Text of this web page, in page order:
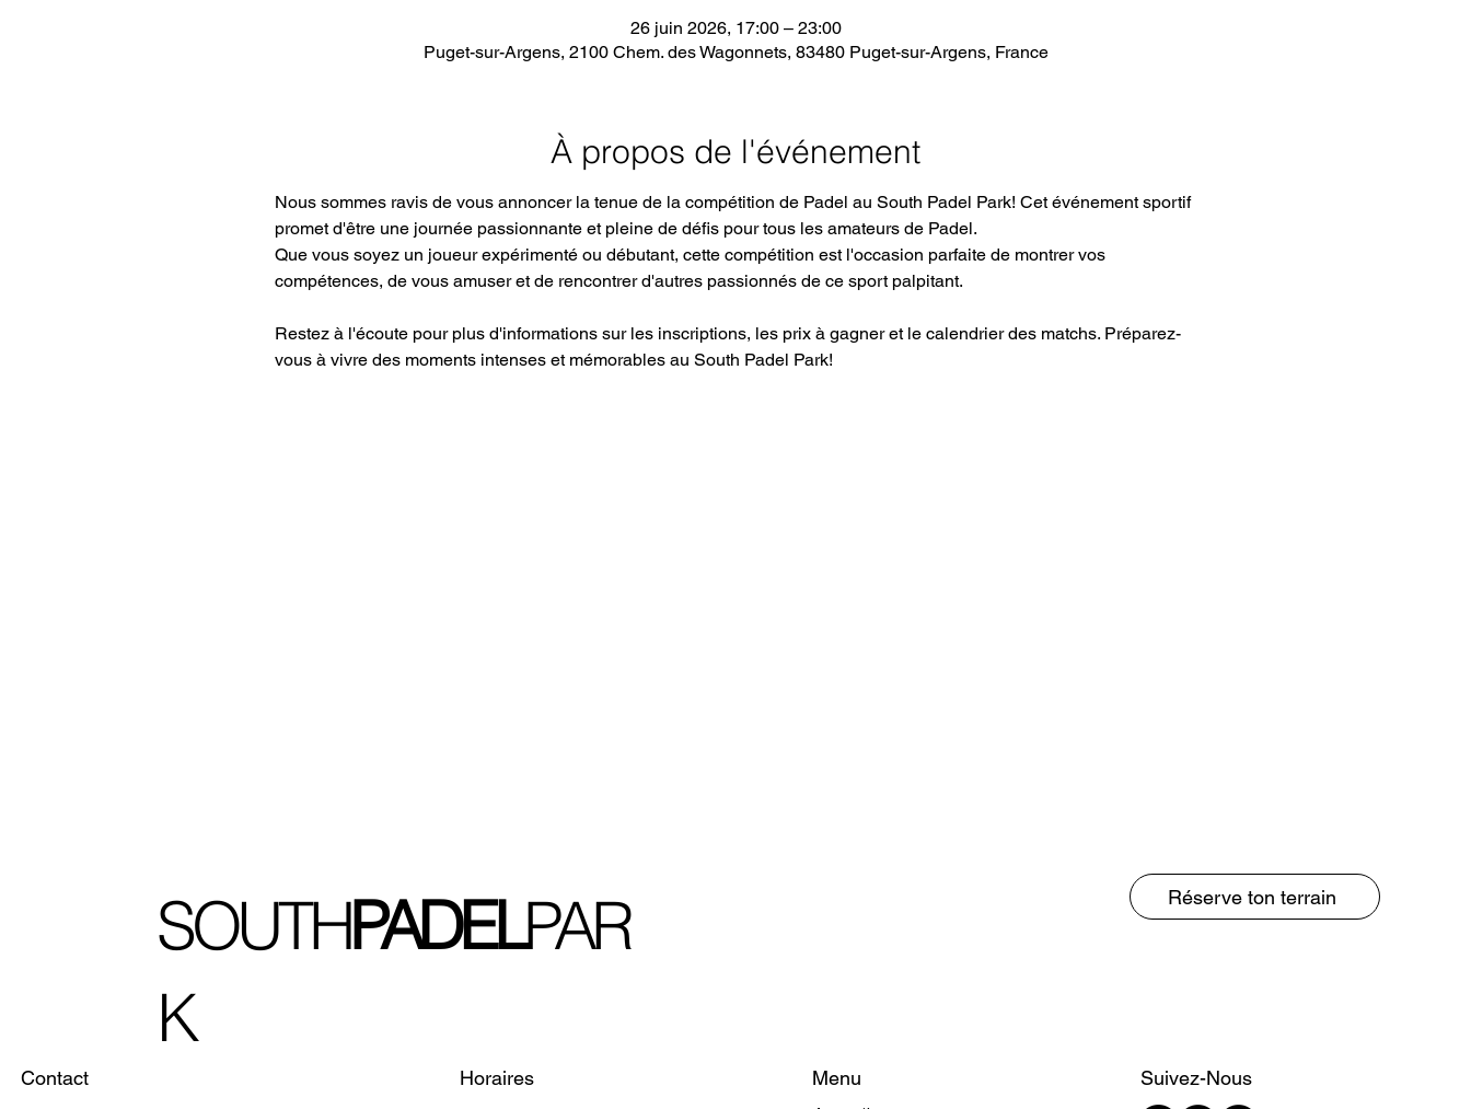
26 juin 2026, 17:00 – 23:00
Puget-sur-Argens, 2100 Chem. des Wagonnets, 83480 Puget-sur-Argens, France
À propos de l'événement
Nous sommes ravis de vous annoncer la tenue de la compétition de Padel au South Padel Park! Cet événement sportif
promet d'être une journée passionnante et pleine de défis pour tous les amateurs de Padel.
Que vous soyez un joueur expérimenté ou débutant, cette compétition est l'occasion parfaite de montrer vos
compétences, de vous amuser et de rencontrer d'autres passionnés de ce sport palpitant.
Restez à l'écoute pour plus d'informations sur les inscriptions, les prix à gagner et le calendrier des matchs. Préparez-
vous à vivre des moments intenses et mémorables au South Padel Park!
Réserve ton terrain
SOUTHPADELPAR
K
Contact Menu
Horaires Suivez-Nous